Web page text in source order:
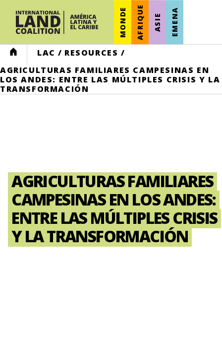
MONDE AFRIQUE ASIE EMENA
HOME LAC / RESOURCES /
AGRICULTURAS FAMILIARES CAMPESINAS EN
LOS ANDES: ENTRE LAS MÚLTIPLES CRISIS Y LA
TRANSFORMACIÓN
AGRICULTURAS FAMILIARES
CAMPESINAS EN LOS ANDES:
ENTRE LAS MÚLTIPLES CRISIS
Y LA TRANSFORMACIÓN